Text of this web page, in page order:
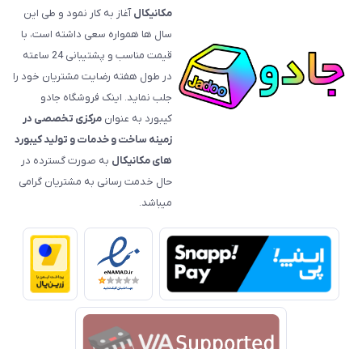
مکانیکالآغاز به کار نمود و طی این
سال ها همواره سعی داشته است، با
قیمت‌ مناسب و پشتیبانی 24 ساعته
در طول هفته رضایت مشتریان خود را
جلب نماید. اینک فروشگاه جادو
کیبورد به عنوان مرکزی تخصصی در
زمینه ساخت و خدمات و تولید کیبورد
های مکانیکال به صورت گسترده در
حال خدمت رسانی به مشتریان گرامی
میباشد.